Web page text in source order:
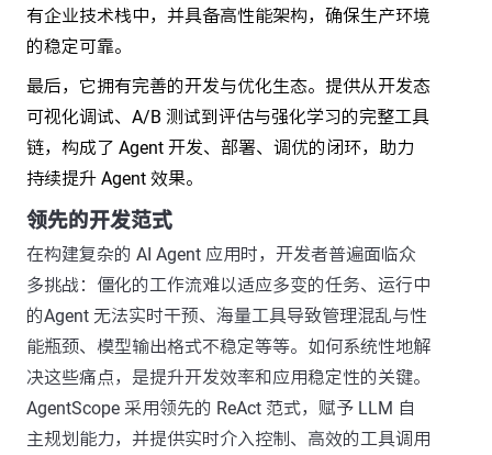
有企业技术栈中，并具备高性能架构，确保生产环境
的稳定可靠。
最后，它拥有完善的开发与优化生态。提供从开发态
可视化调试、A/B 测试到评估与强化学习的完整工具
链，构成了 Agent 开发、部署、调优的闭环，助力
持续提升 Agent 效果。
领先的开发范式
在构建复杂的 AI Agent 应用时，开发者普遍面临众
多挑战：僵化的工作流难以适应多变的任务、运行中
的Agent 无法实时干预、海量工具导致管理混乱与性
能瓶颈、模型输出格式不稳定等等。如何系统性地解
决这些痛点，是提升开发效率和应用稳定性的关键。
AgentScope 采用领先的 ReAct 范式，赋予 LLM 自
主规划能力，并提供实时介入控制、高效的工具调用